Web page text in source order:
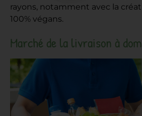
rayons, notamment avec la
100% végans.
Marché de la livraison à